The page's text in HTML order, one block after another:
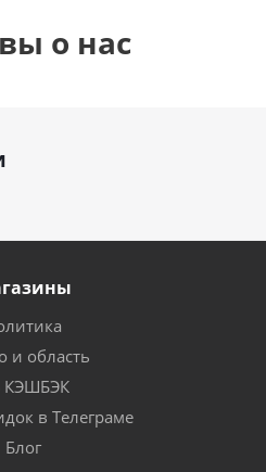
о нас
и область
КЭШБЭК
в Телеграме
Блог